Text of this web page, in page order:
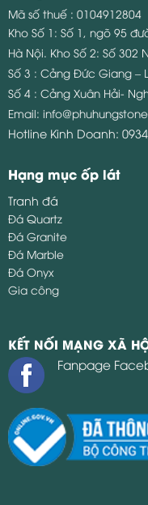
Mã số thuế : 0104912804
Kho Số 1: Số 1, ngõ 95
Hà Nội. Kho Số 2: Số 302
Số 3 : Cảng Đức Giang –
Số 4 : Cảng Xuân Hải-
Email:
Hotline Kinh Doanh:
Hạng mục ốp lát
Tranh đá
Đá Quartz
Đá Granite
Đá Marble
Đá Onyx
Gia công
KẾT NỐI MẠNG XÃ
Fanpage